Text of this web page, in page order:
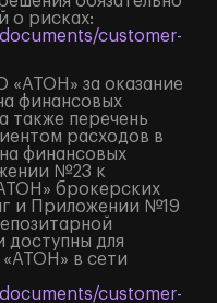
о рисках:
customer-
«АТОН» за оказание
финансовых
также перечень
расходов в
финансовых
№23 к
брокерских
и Приложении №19
для
в сети
customer-